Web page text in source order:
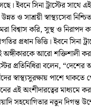
ইবনে সিনা ট্রাস্টের সাথে
ও সাশ্রয়ী স্বাস্থ্যসেবা
বিশ্বাস করি, সুস্থ ও নিরাপদ
প্রধান ভিত্তি। ইবনে সিনা
আরো শক্তিশালী
প্রতিনিধিরা বলেন, “দেশের
স্বাস্থ্যসুরক্ষায় পাশে
এই অংশীদারত্বের মাধ্যমে
সহযোগিতার নতুন দিগন্ত